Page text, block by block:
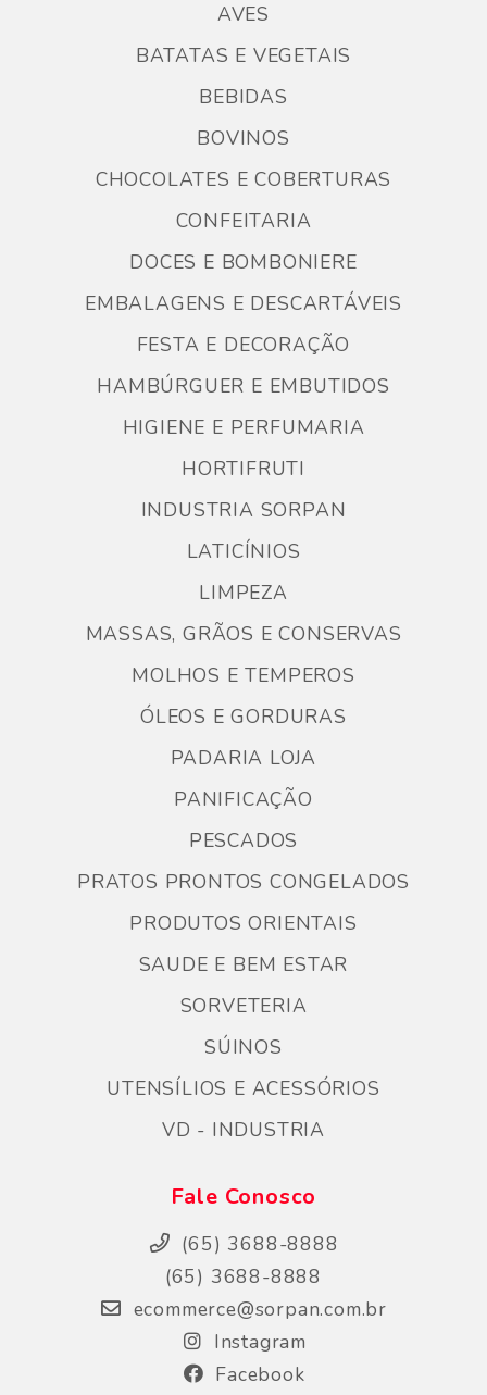
AVES
BATATAS E VEGETAIS
BEBIDAS
BOVINOS
CHOCOLATES E COBERTURAS
CONFEITARIA
DOCES E BOMBONIERE
EMBALAGENS E DESCARTÁVEIS
FESTA E DECORAÇÃO
HAMBÚRGUER E EMBUTIDOS
HIGIENE E PERFUMARIA
HORTIFRUTI
INDUSTRIA SORPAN
LATICÍNIOS
LIMPEZA
MASSAS, GRÃOS E CONSERVAS
MOLHOS E TEMPEROS
ÓLEOS E GORDURAS
PADARIA LOJA
PANIFICAÇÃO
PESCADOS
PRATOS PRONTOS CONGELADOS
PRODUTOS ORIENTAIS
SAUDE E BEM ESTAR
SORVETERIA
SÚINOS
UTENSÍLIOS E ACESSÓRIOS
VD - INDUSTRIA
Fale Conosco
(65) 3688-8888
(65) 3688-8888
ecommerce@sorpan.com.br
Instagram
Facebook